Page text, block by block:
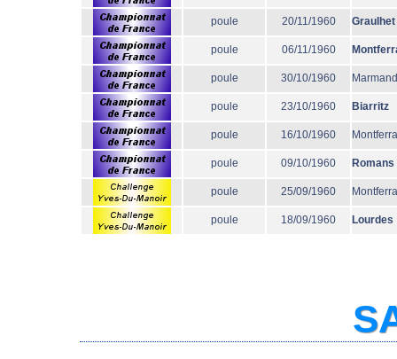
poule 20/11/1960 Graulhet
poule 06/11/1960
poule 30/10/1960
poule 23/10/1960 Biarritz
poule 16/10/1960
poule 09/10/1960 Romans
poule 25/09/1960
poule 18/09/1960 Lourdes